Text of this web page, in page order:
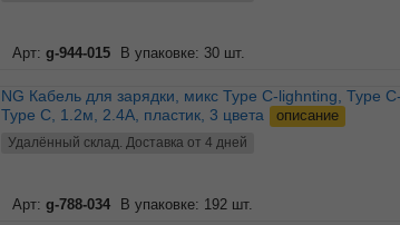
Арт: g-944-015 В упаковке: 30 шт.
NG Кабель для зарядки, микс Type C-lighnting, Type C-
Type C, 1.2м, 2.4A, пластик, 3 цвета
описание
Удалённый склад. Доставка от 4 дней
Арт: g-788-034 В упаковке: 192 шт.